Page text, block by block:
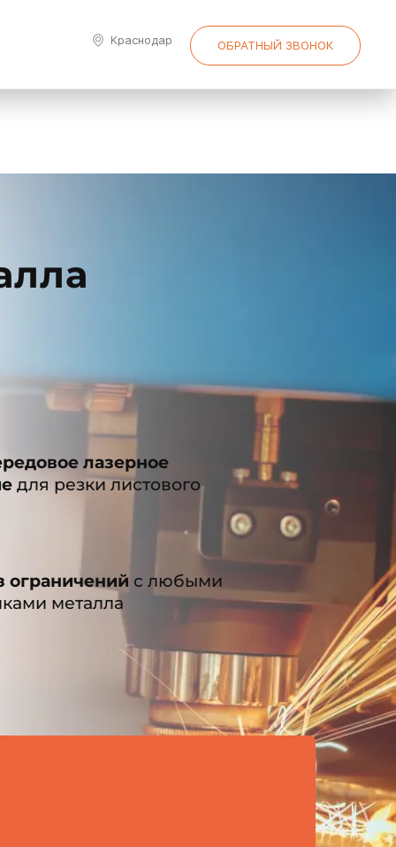
Краснодар ОБРАТНЫЙ ЗВОНОК
лазерное
для резки листового
ограничений с любыми
металла